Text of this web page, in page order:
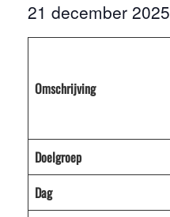
21 december 2025
Omschrijving
Doelgroep
Dag